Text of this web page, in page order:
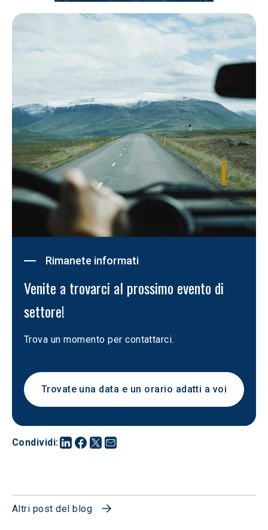
Condividi:
Rimanete informati
Venite a trovarci al prossimo evento di
settore!
Trova un momento per contattarci.
Trovate una data e un orario adatti a voi
Altri post del blog